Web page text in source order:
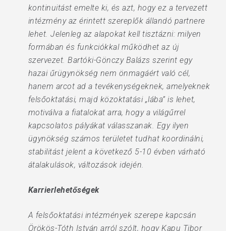
kontinuitást emelte ki, és azt, hogy ez a tervezett
intézmény az érintett szereplők állandó partnere
lehet. Jelenleg az alapokat kell tisztázni: milyen
formában és funkciókkal működhet az új
szervezet. Bartóki-Gönczy Balázs szerint egy
hazai űrügynökség nem önmagáért való cél,
hanem arcot ad a tevékenységeknek, amelyeknek
felsőoktatási, majd közoktatási „lába” is lehet,
motiválva a fiatalokat arra, hogy a világűrrel
kapcsolatos pályákat válasszanak. Egy ilyen
ügynökség számos területet tudhat koordinálni,
stabilitást jelent a következő 5-10 évben várható
átalakulások, változások idején.
Karrierlehetőségek
A felsőoktatási intézmények szerepe kapcsán
Örökös-Tóth István arról szólt, hogy Kapu Tibor